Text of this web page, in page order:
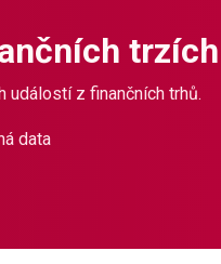
trzích
událostí z finančních trhů.
data